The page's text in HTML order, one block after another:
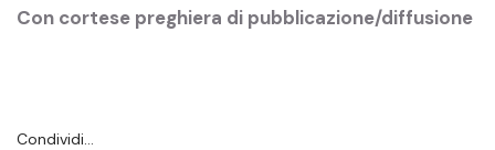
Con cortese preghiera di pubblicazione/diffusione
Condividi…